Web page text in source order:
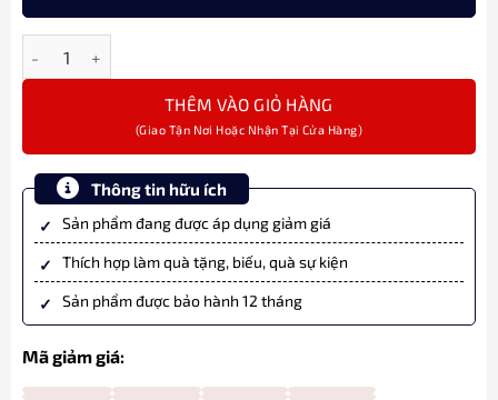
THÊM VÀO GIỎ HÀNG
Thông tin hữu ích
Sản phẩm đang được áp dụng giảm giá
Thích hợp làm quà tặng, biếu, quà sự kiện
Sản phẩm được bảo hành 12 tháng
Mã giảm giá: